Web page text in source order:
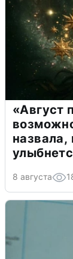
«Август
назвала,
8 августа